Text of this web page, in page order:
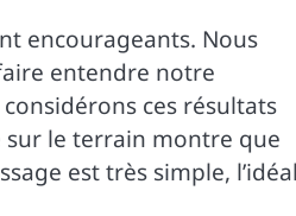
encourageants. Nous
entendre notre
ces résultats
sur le terrain montre que
est très simple,